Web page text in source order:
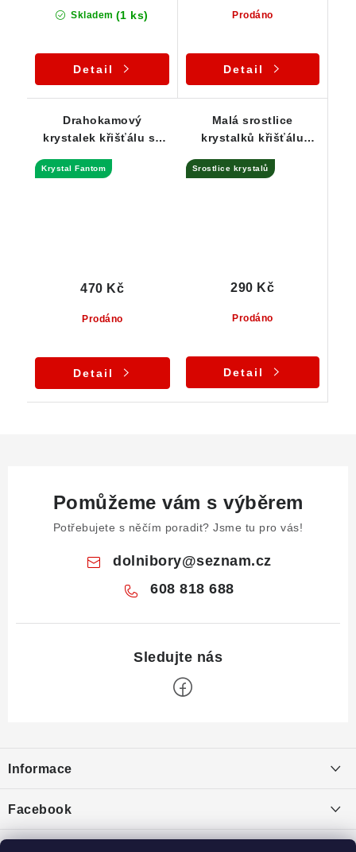
Skladem (1 ks)
Detail
Prodáno
Detail
Drahokamový
krystalek křišťálu se
Fantomem
Krystal Fantom
Prodáno
470 Kč
Detail
Malá srostlice
krystalků křišťálu
křemenem
Srostlice krystalů
Prodáno
290 Kč
Detail
Pomůžeme vám s výběrem
Potřebujete s něčím poradit? Jsme tu pro vás!
dolnibory@seznam.cz
608 818 688
p
a
í
Informace
Puncovní značky
Facebook